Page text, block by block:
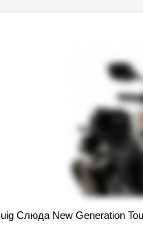
Слюда New Generation